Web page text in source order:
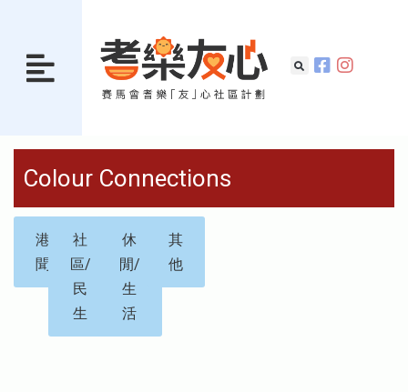
Colour Connections
港
聞
社
區/
民
生
休
閒/
生
活
其
他